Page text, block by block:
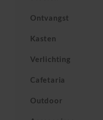
Ontvangst
Kasten
Verlichting
Cafetaria
Outdoor